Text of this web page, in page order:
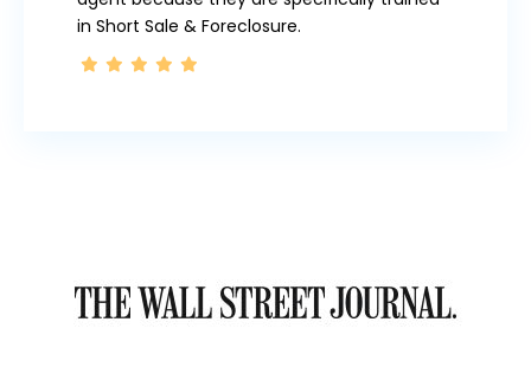
in Short Sale & Foreclosure.